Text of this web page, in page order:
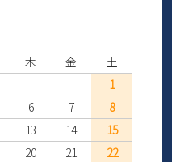
木 金
土
1
6 7
8
13 14
15
20 21
22